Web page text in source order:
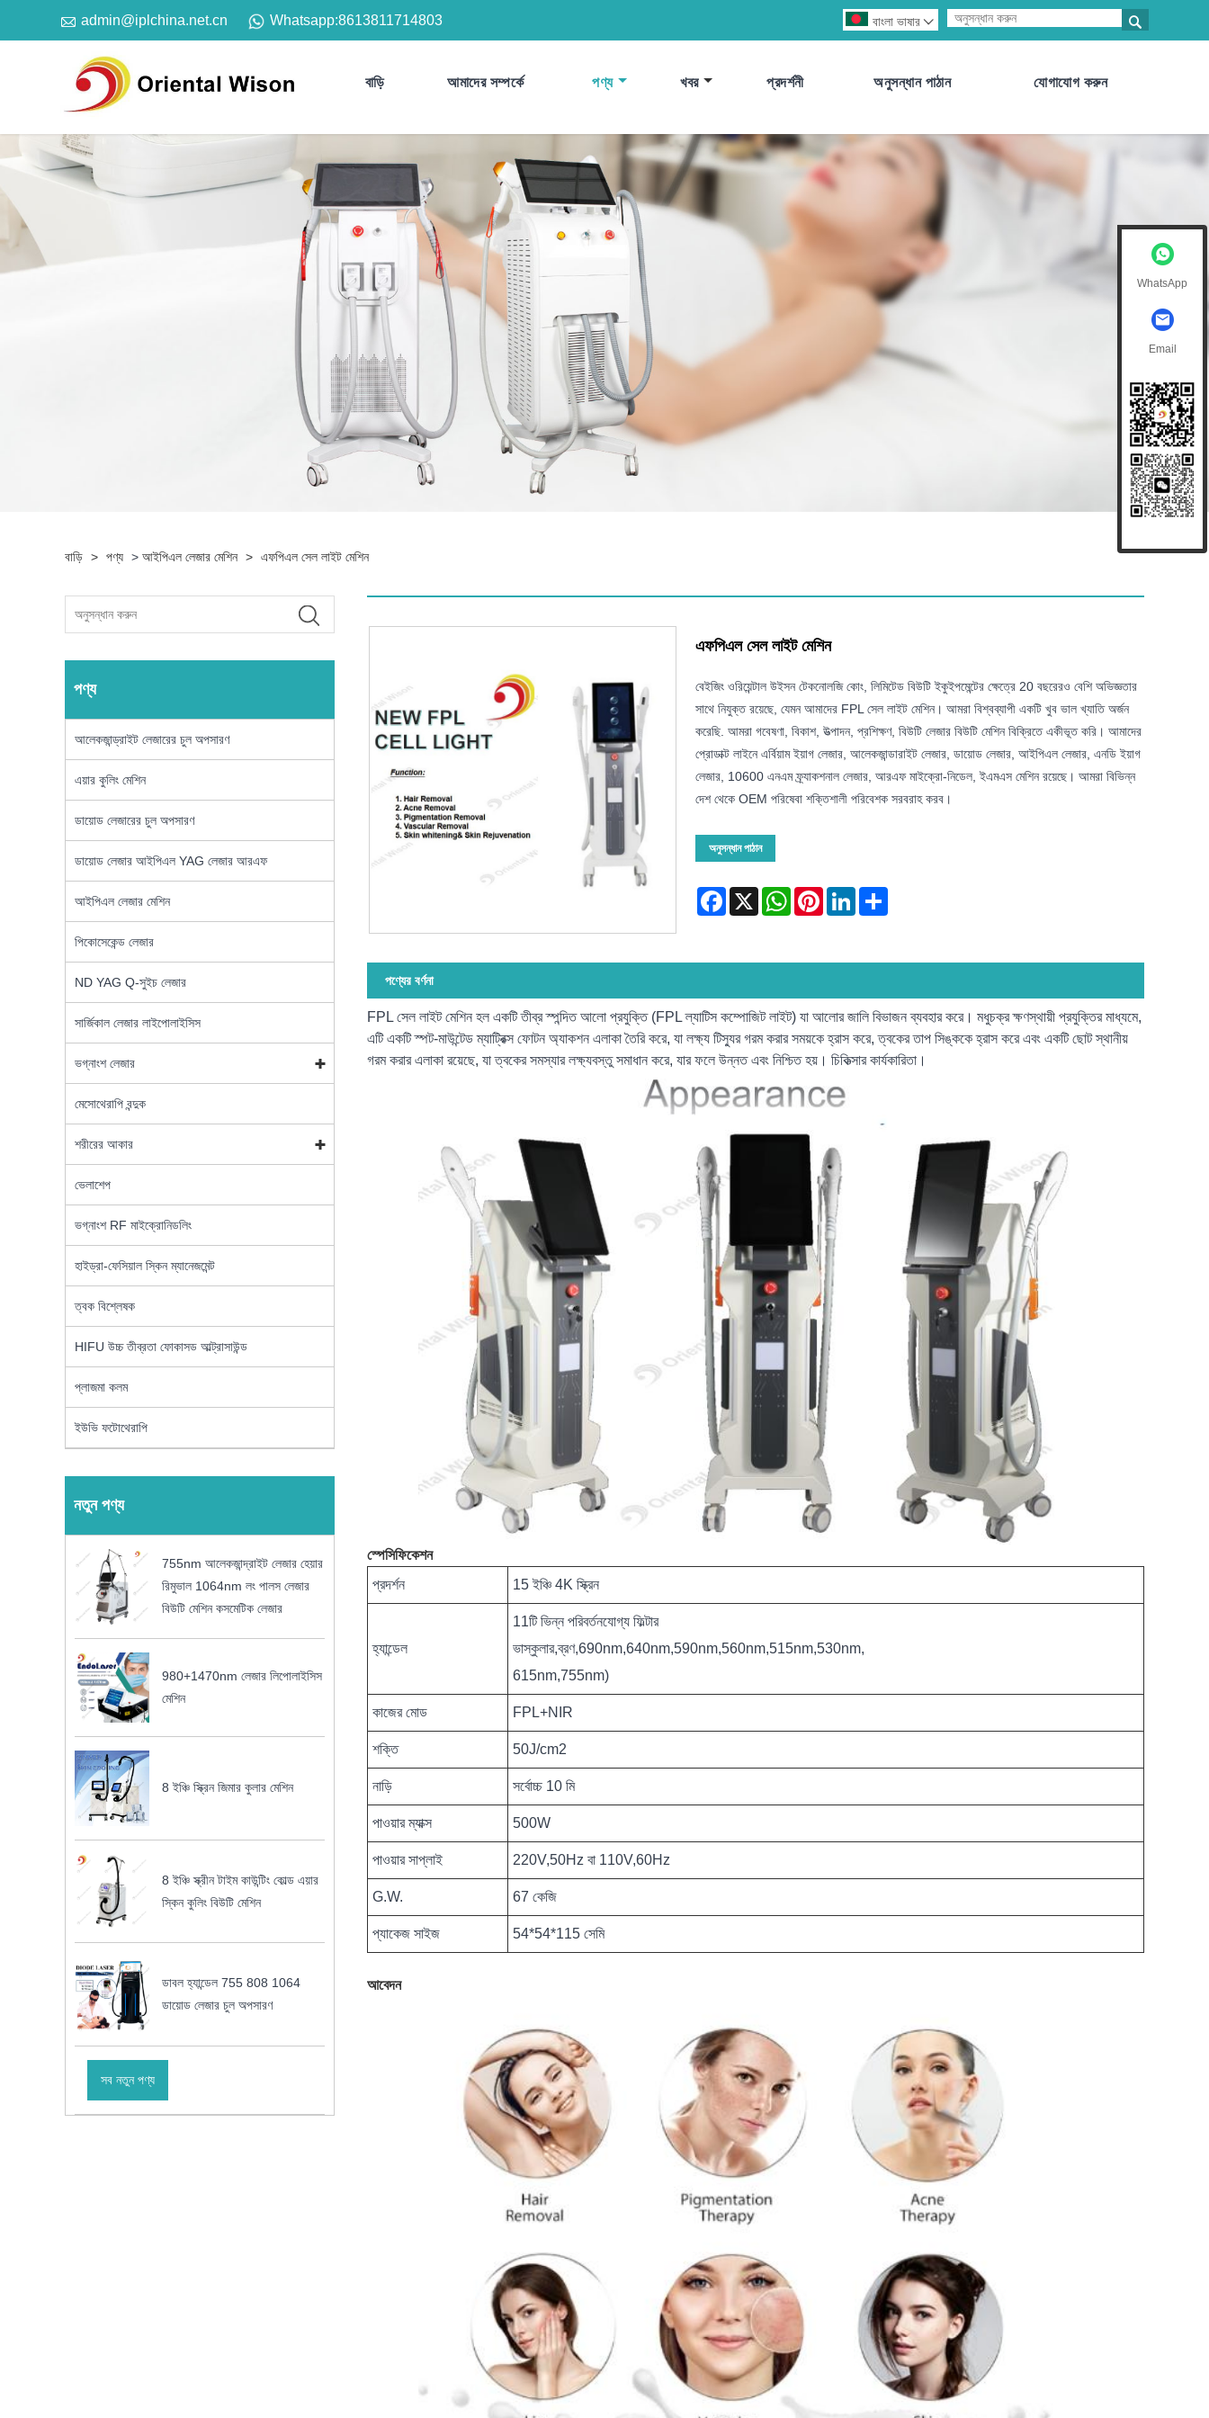
 admin@iplchina.net.cn Whatsapp:8613811714803 
বাংলা ভাষার 
বাড়ি আমাদের সম্পর্কে পণ্য খবর প্রদর্শনী অনুসন্ধান পাঠান যোগাযোগ করুন
বাড়ি > পণ্য > আইপিএল লেজার মেশিন > এফপিএল সেল লাইট মেশিন
পণ্য
আলেকজান্ড্রাইট লেজারের চুল অপসারণ
এয়ার কুলিং মেশিন
ডায়োড লেজারের চুল অপসারণ
ডায়োড লেজার আইপিএল YAG লেজার আরএফ
আইপিএল লেজার মেশিন
পিকোসেকেন্ড লেজার
ND YAG Q-সুইচ লেজার
সার্জিকাল লেজার লাইপোলাইসিস
ভগ্নাংশ লেজার
মেসোথেরাপি বন্দুক
শরীরের আকার
ভেলাশেপ
ভগ্নাংশ RF মাইক্রোনিডলিং
হাইড্রা-ফেসিয়াল স্কিন ম্যানেজমেন্ট
ত্বক বিশ্লেষক
HIFU উচ্চ তীব্রতা ফোকাসড আল্ট্রাসাউন্ড
প্লাজমা কলম
ইউভি ফটোথেরাপি
নতুন পণ্য
755nm আলেকজান্দ্রাইট লেজার হেয়ার
রিমুভাল 1064nm লং পালস লেজার
বিউটি মেশিন কসমেটিক লেজার
980+1470nm লেজার লিপোলাইসিস
মেশিন
8 ইঞ্চি স্ক্রিন জিমার কুলার মেশিন
8 ইঞ্চি স্ক্রীন টাইম কাউন্টিং কোল্ড এয়ার
স্কিন কুলিং বিউটি মেশিন
ডাবল হ্যান্ডেল 755 808 1064
ডায়োড লেজার চুল অপসারণ
সব নতুন পণ্য
এফপিএল সেল লাইট মেশিন
বেইজিং ওরিয়েন্টাল উইসন টেকনোলজি কোং, লিমিটেড বিউটি ইকুইপমেন্টের ক্ষেত্রে 20 বছরেরও বেশি অভিজ্ঞতার
সাথে নিযুক্ত রয়েছে, যেমন আমাদের FPL সেল লাইট মেশিন। আমরা বিশ্বব্যাপী একটি খুব ভাল খ্যাতি অর্জন
করেছি. আমরা গবেষণা, বিকাশ, উত্পাদন, প্রশিক্ষণ, বিউটি লেজার বিউটি মেশিন বিক্রিতে একীভূত করি। আমাদের
প্রোডাক্ট লাইনে এর্বিয়াম ইয়াগ লেজার, আলেকজান্ডারাইট লেজার, ডায়োড লেজার, আইপিএল লেজার, এনডি ইয়াগ
লেজার, 10600 এনএম ফ্র্যাকশনাল লেজার, আরএফ মাইক্রো-নিডেল, ইএমএস মেশিন রয়েছে। আমরা বিভিন্ন
দেশ থেকে OEM পরিষেবা শক্তিশালী পরিবেশক সরবরাহ করব।
অনুসন্ধান পাঠান
Facebook
X WhatsAppPinterestLinkedInShare
পণ্যের বর্ণনা
FPL সেল লাইট মেশিন হল একটি তীব্র স্পন্দিত আলো প্রযুক্তি (FPL ল্যাটিস কম্পোজিট লাইট) যা আলোর জালি বিভাজন ব্যবহার করে। মধুচক্র ক্ষণস্থায়ী প্রযুক্তির মাধ্যমে,
এটি একটি স্পট-মাউন্টেড ম্যাট্রিক্স ফোটন অ্যাকশন এলাকা তৈরি করে, যা লক্ষ্য টিস্যুর গরম করার সময়কে হ্রাস করে, ত্বকের তাপ সিঙ্ককে হ্রাস করে এবং একটি ছোট স্থানীয়
গরম করার এলাকা রয়েছে, যা ত্বকের সমস্যার লক্ষ্যবস্তু সমাধান করে, যার ফলে উন্নত এবং নিশ্চিত হয়। চিকিত্সার কার্যকারিতা।
স্পেসিফিকেশন
প্রদর্শন
15 ইঞ্চি 4K স্ক্রিন
হ্যান্ডেল
11টি ভিন্ন পরিবর্তনযোগ্য ফিল্টার
ভাস্কুলার,ব্রণ,690nm,640nm,590nm,560nm,515nm,530nm,
615nm,755nm)
কাজের মোড FPL+NIR
শক্তি 50J/cm2
নাড়ি সর্বোচ্চ 10 মি
পাওয়ার ম্যাক্স 500W
পাওয়ার সাপ্লাই 220V,50Hz বা 110V,60Hz
G.W. 67 কেজি
প্যাকেজ সাইজ 54*54*115 সেমি
আবেদন
WhatsApp
Email